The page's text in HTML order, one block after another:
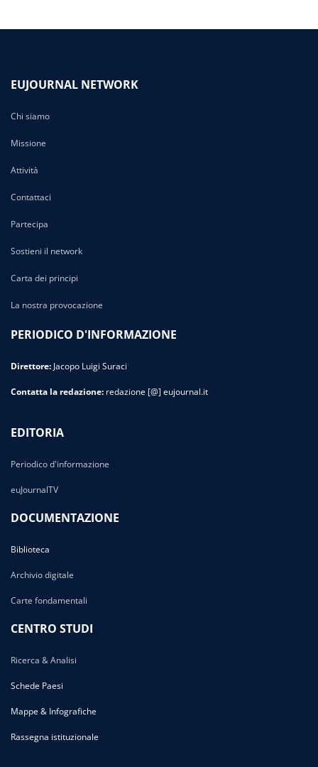
EUJOURNAL NETWORK
Chi siamo
Missione
Attività
Contattaci
Partecipa
Sostieni il network
Carta dei principi
La nostra provocazione
PERIODICO D'INFORMAZIONE
Direttore:Jacopo Luigi Suraci
Contatta la redazione: redazione [@] eujournal.it
EDITORIA
Periodico d'informazione
euJournalTV
DOCUMENTAZIONE
Biblioteca
Archivio digitale
Carte fondamentali
CENTRO STUDI
Ricerca & Analisi
Schede Paesi
Mappe & Infografiche
Rassegna istituzionale